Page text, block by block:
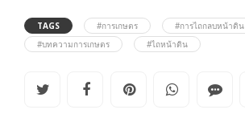
TAGS #การเกษตร
#การไถกลบหน้าดิน
#บทความการเกษตร
#ไถหน้าดิน